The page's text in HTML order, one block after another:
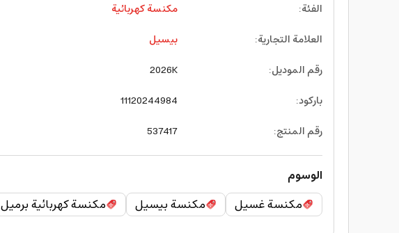
الفئة:
مكنسة كهربائية
العلامة التجارية:
بيسيل
رقم الموديل:
2026K
باركود:
11120244984
رقم المنتج:
537417
الوسوم
مكنسة غسيل
مكنسة بيسيل مكنسة كهربائية برميل